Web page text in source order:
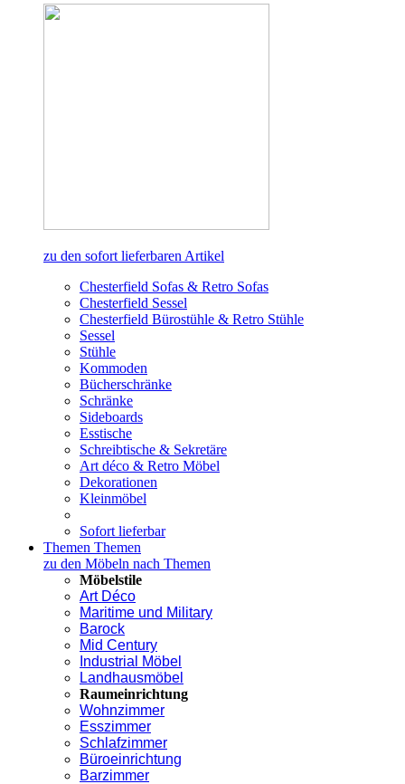
zu den sofort lieferbaren Artikel
Chesterfield Sofas & Retro Sofas
Chesterfield Sessel
Chesterfield Bürostühle & Retro Stühle
Sessel
Stühle
Kommoden
Bücherschränke
Schränke
Sideboards
Esstische
Schreibtische & Sekretäre
Art déco & Retro Möbel
Dekorationen
Kleinmöbel
Sofort lieferbar
Themen Themen
zu den Möbeln nach Themen
Möbelstile
Art Déco
Maritime und Military
Barock
Mid Century
Industrial Möbel
Landhausmöbel
Raumeinrichtung
Wohnzimmer
Esszimmer
Schlafzimmer
Büroeinrichtung
Barzimmer